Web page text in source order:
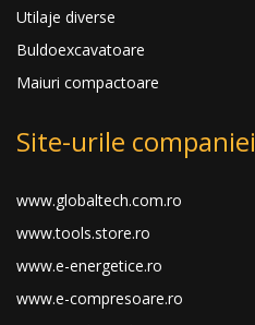
Utilaje diverse
Buldoexcavatoare
Maiuri compactoare
Site-urile companiei
www.globaltech.com.ro
www.tools.store.ro
www.e-energetice.ro
www.e-compresoare.ro